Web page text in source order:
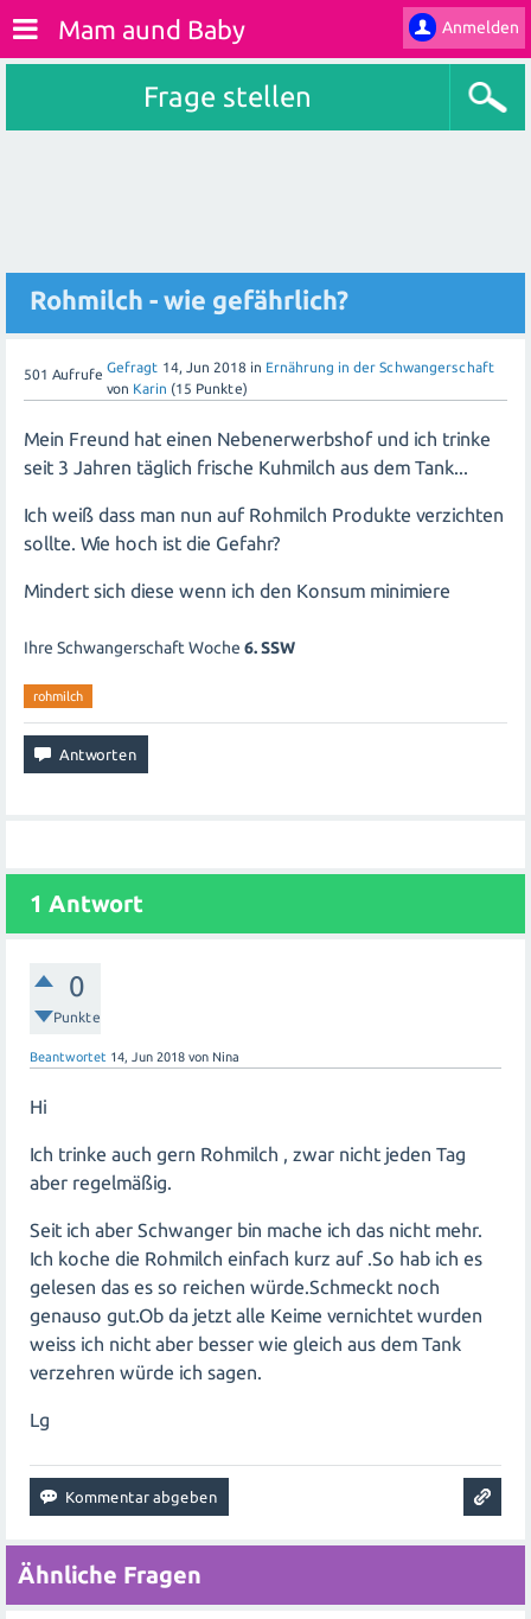
Anmelden
Mam aund Baby
Frage stellen
Rohmilch - wie gefährlich?
501 Aufrufe Gefragt 14, Jun 2018 in Ernährung in der Schwangerschaft
von Karin (15 Punkte)
Mein Freund hat einen Nebenerwerbshof und ich trinke
seit 3 Jahren täglich frische Kuhmilch aus dem Tank...
Ich weiß dass man nun auf Rohmilch Produkte verzichten
sollte. Wie hoch ist die Gefahr?
Mindert sich diese wenn ich den Konsum minimiere
Ihre Schwangerschaft Woche 6. SSW
rohmilch
1 Antwort
0
Punkte
Beantwortet 14, Jun 2018 von Nina
Hi
Ich trinke auch gern Rohmilch , zwar nicht jeden Tag
aber regelmäßig.
Seit ich aber Schwanger bin mache ich das nicht mehr.
Ich koche die Rohmilch einfach kurz auf .So hab ich es
gelesen das es so reichen würde.Schmeckt noch
genauso gut.Ob da jetzt alle Keime vernichtet wurden
weiss ich nicht aber besser wie gleich aus dem Tank
verzehren würde ich sagen.
Lg
Ähnliche Fragen